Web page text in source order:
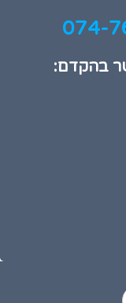
בהקדם: